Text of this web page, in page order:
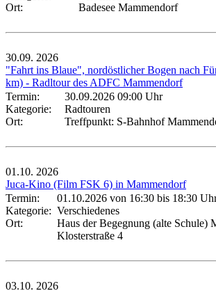
Ort:
Badesee Mammendorf
30.09. 2026
"Fahrt ins Blaue", nordöstlicher Bogen nach
km) - Radltour des ADFC Mammendorf
Termin:
30.09.2026 09:00 Uhr
Kategorie:
Radtouren
Ort:
Treffpunkt: S-Bahnhof
01.10. 2026
Juca-Kino (Film FSK 6) in Mammendorf
Termin:
01.10.2026 von 16:30 bis 18:30
Kategorie: Verschiedenes
Ort:
Haus der Begegnung (alte Schule)
Klosterstraße 4
03.10. 2026